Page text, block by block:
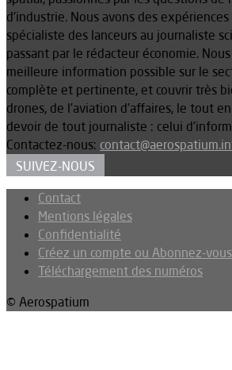
d’industrie. Nous avons des
spécialiste des lanceurs au journaliste
passant par le rédacteur économie.
meilleure information possible sur le
complète et pertinente, et couvrir très
drones, de l’aviation d’affaires, le tout
devoir de tout journaliste : celui
Contactez-nous:
SUIVEZ-NOUS
Contact
Mentions légales
Confidentialité
Créez un compte ou Abonnez-vous
Téléchargement des numéros
© Aerospatium